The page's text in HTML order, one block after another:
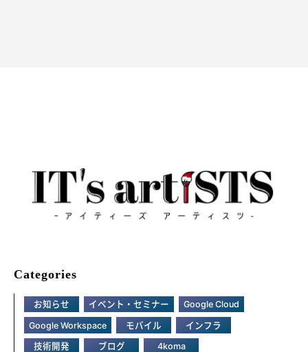
Categories
お知らせ イベント・セミナー Google Cloud
Google Workspace モバイル インフラ
技術開発 ブログ 4koma